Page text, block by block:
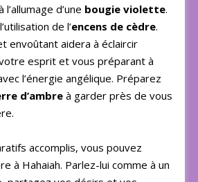
d’une bougie violette.
de l’encens de cèdre.
envoûtant aidera à éclaircir
esprit et vous préparant à
l’énergie angélique. Préparez
d’ambre à garder près de vous
accomplis, vous pouvez
à Hahaiah. Parlez-lui comme à un